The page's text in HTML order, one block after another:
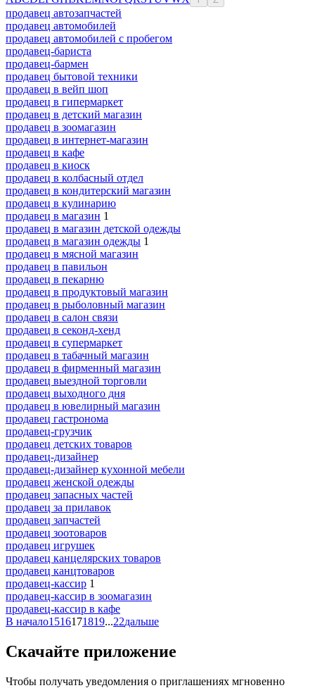
продавец автозапчастей
продавец автомобилей
продавец автомобилей с пробегом
продавец-бариста
продавец-бармен
продавец бытовой техники
продавец в вейп шоп
продавец в гипермаркет
продавец в детский магазин
продавец в зоомагазин
продавец в интернет-магазин
продавец в кафе
продавец в киоск
продавец в колбасный отдел
продавец в кондитерский магазин
продавец в кулинарию
продавец в магазин 1
продавец в магазин детской одежды
продавец в магазин одежды 1
продавец в мясной магазин
продавец в павильон
продавец в пекарню
продавец в продуктовый магазин
продавец в рыболовный магазин
продавец в салон связи
продавец в секонд-хенд
продавец в супермаркет
продавец в табачный магазин
продавец в фирменный магазин
продавец выездной торговли
продавец выходного дня
продавец в ювелирный магазин
продавец гастронома
продавец-грузчик
продавец детских товаров
продавец-дизайнер
продавец-дизайнер кухонной мебели
продавец женской одежды
продавец запасных частей
продавец за прилавок
продавец запчастей
продавец зоотоваров
продавец игрушек
продавец канцелярских товаров
продавец канцтоваров
продавец-кассир 1
продавец-кассир в зоомагазин
продавец-кассир в кафе
В начало1516171819...22дальше
Скачайте приложение
Чтобы получать уведомления о приглашениях мгновенно